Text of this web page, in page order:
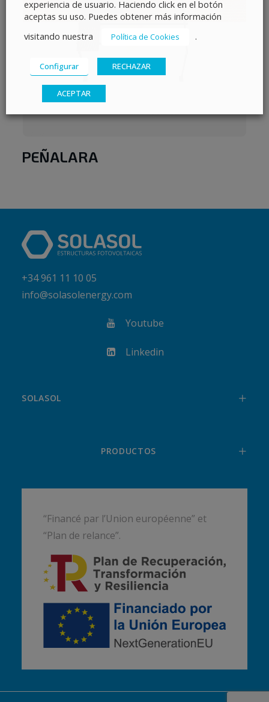
PEÑALARA
+34 961 11 10 05
info@solasolenergy.com
Youtube
Linkedin
SOLASOL
PRODUCTOS
“Financé par l’Union européenne” et
“Plan de relance”.
experiencia de usuario. Haciendo click en el botón
aceptas su uso. Puedes obtener más información
visitando nuestra
Política de Cookies .
Configurar RECHAZAR
ACEPTAR